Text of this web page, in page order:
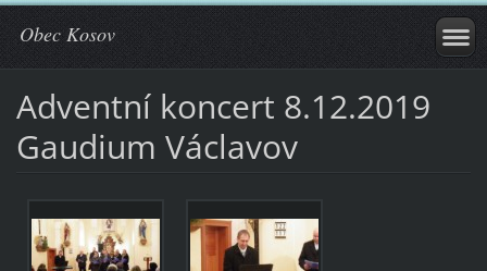
Obec Kosov
Adventní koncert 8.12.2019
Gaudium Václavov